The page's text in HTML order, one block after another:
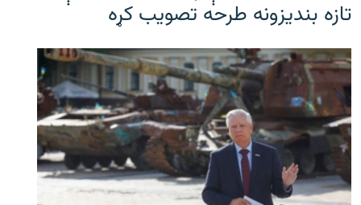
تازه بندیزونه طرحه تصویب کړه